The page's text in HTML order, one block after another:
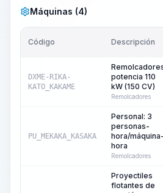
Máquinas (4)
Código Descripción
DXME-RIKA-
KATO_KAKAME
potencia 110
kW (150 CV)
Remolcadores
PU_MEKAKA_KASAKA
Personal: 3
personas-
hora/máquina-
hora
Remolcadores
Proyectiles
flotantes de